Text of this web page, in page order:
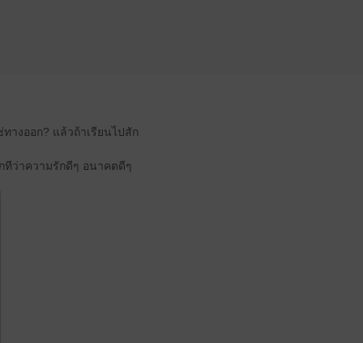
งออก? แล้วถ้าเรียนไปสัก
ทีว่าความรักดีๆ อนาคตดีๆ